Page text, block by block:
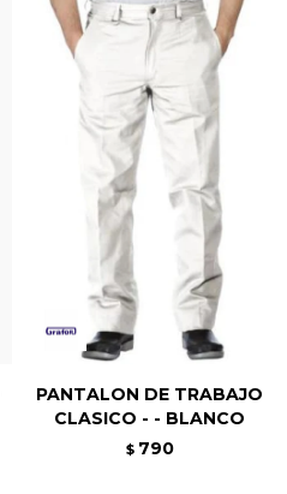
PANTALON DE TRABAJO
CLASICO - - BLANCO
$ 790